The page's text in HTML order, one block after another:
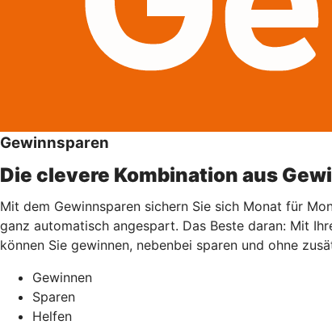
Gewinnsparen
Die clevere Kombination aus
Mit dem Gewinnsparen sichern Sie sich Monat für
ganz automatisch angespart. Das Beste daran: Mit
können Sie gewinnen, nebenbei sparen und ohne
Gewinnen
Sparen
Helfen